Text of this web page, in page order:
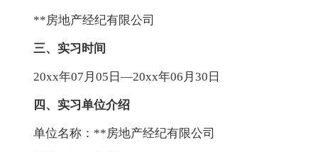
**房地产经纪有限公司
三、实习时间
20xx年07月05日—20xx年06月30日
四、实习单位介绍
单位名称：**房地产经纪有限公司